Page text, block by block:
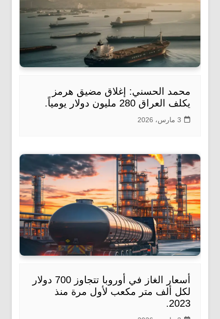
محمد الحسني: إغلاق مضيق هرمز
يكلف العراق 280 مليون دولار يومياً.
3 مارس، 2026
أسعار الغاز في أوروبا تتجاوز 700 دولار
لكل ألف متر مكعب لأول مرة منذ
2023.